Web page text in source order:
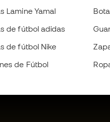
Lamine Yamal
de fútbol adidas
de fútbol Nike
de Fútbol